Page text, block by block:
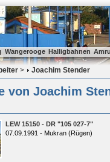
Wangerooge Halligbahnen
> Joachim Stender
von Joachim
LEW 15150 - DR "105 027-7"
07.09.1991 - Mukran (Rügen)